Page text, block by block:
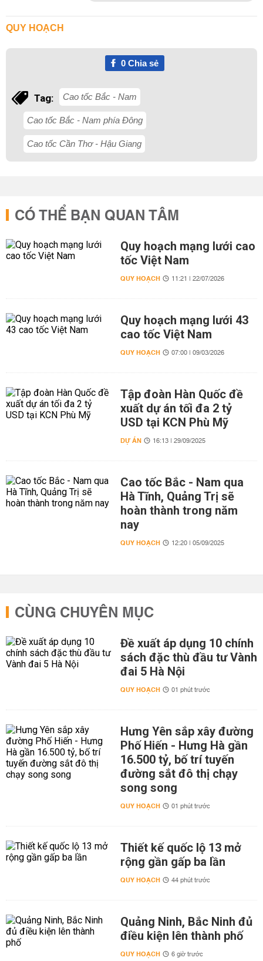
QUY HOẠCH
0Chia sẻ
Tag: Cao tốc Bắc - Nam
Cao tốc Bắc - Nam phía Đông
Cao tốc Cần Thơ - Hậu Giang
CÓ THỂ BẠN QUAN TÂM
Quy hoạch mạng lưới cao
tốc Việt Nam
QUY HOẠCH 11:21 | 22/07/2026
Quy hoạch mạng lưới 43
cao tốc Việt Nam
QUY HOẠCH 07:00 | 09/03/2026
Tập đoàn Hàn Quốc đề
xuất dự án tối đa 2 tỷ
USD tại KCN Phù Mỹ
DỰ ÁN 16:13 | 29/09/2025
Cao tốc Bắc - Nam qua
Hà Tĩnh, Quảng Trị sẽ
hoàn thành trong năm
nay
QUY HOẠCH 12:20 | 05/09/2025
CÙNG CHUYÊN MỤC
Đề xuất áp dụng 10 chính
sách đặc thù đầu tư Vành
đai 5 Hà Nội
QUY HOẠCH 01 phút trước
Hưng Yên sắp xây đường
Phố Hiến - Hưng Hà gần
16.500 tỷ, bố trí tuyến
đường sắt đô thị chạy
song song
QUY HOẠCH 01 phút trước
Thiết kế quốc lộ 13 mở
rộng gần gấp ba lần
QUY HOẠCH 44 phút trước
Quảng Ninh, Bắc Ninh đủ
điều kiện lên thành phố
QUY HOẠCH 6 giờ trước